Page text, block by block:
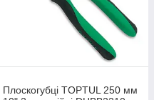
Плоскогубці TOPTUL 250 мм